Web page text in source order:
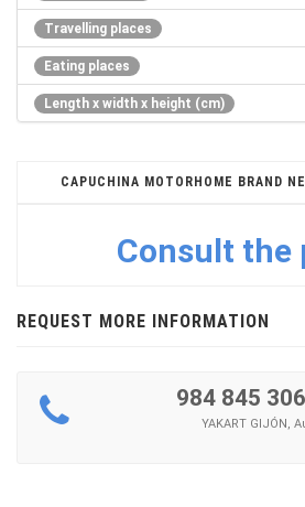
Travelling places
Eating places
Length x width x height (cm)
CAPUCHINA MOTORHOME BRAND
Consult the
REQUEST MORE INFORMATION
984 845 306
YAKART GIJÓN,